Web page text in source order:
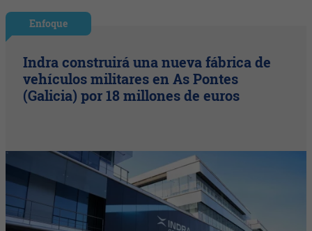
Enfoque
Indra construirá una nueva fábrica de
vehículos militares en As Pontes
(Galicia) por 18 millones de euros